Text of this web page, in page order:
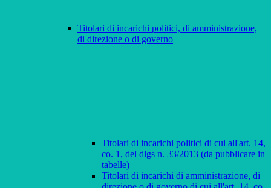
Titolari di incarichi politici, di amministrazione,
di direzione o di governo
Titolari di incarichi politici di cui all'art. 14,
co. 1, del dlgs n. 33/2013 (da pubblicare in
tabelle)
Titolari di incarichi di amministrazione, di